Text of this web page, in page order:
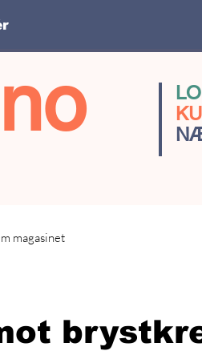
magasinet